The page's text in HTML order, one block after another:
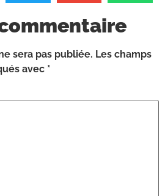
sera pas publiée. Les champs
avec *